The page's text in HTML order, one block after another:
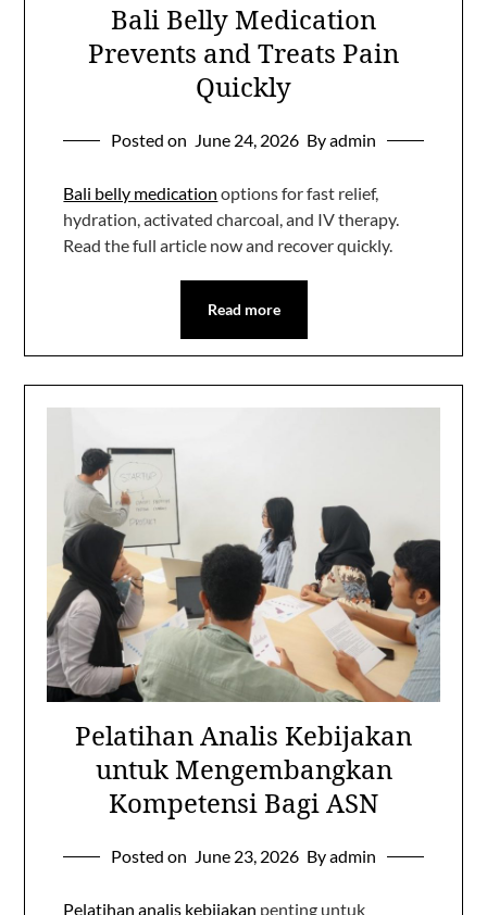
Bali Belly Medication
Prevents and Treats Pain
Quickly
Posted on June 24, 2026 By admin
Bali belly medication options for fast relief,
hydration, activated charcoal, and IV therapy.
Read the full article now and recover quickly.
Read more
Pelatihan Analis Kebijakan
untuk Mengembangkan
Kompetensi Bagi ASN
Posted on June 23, 2026 By admin
Pelatihan analis kebijakan penting untuk